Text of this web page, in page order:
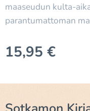
maaseudun kulta-
parantumattoman
15,95 €